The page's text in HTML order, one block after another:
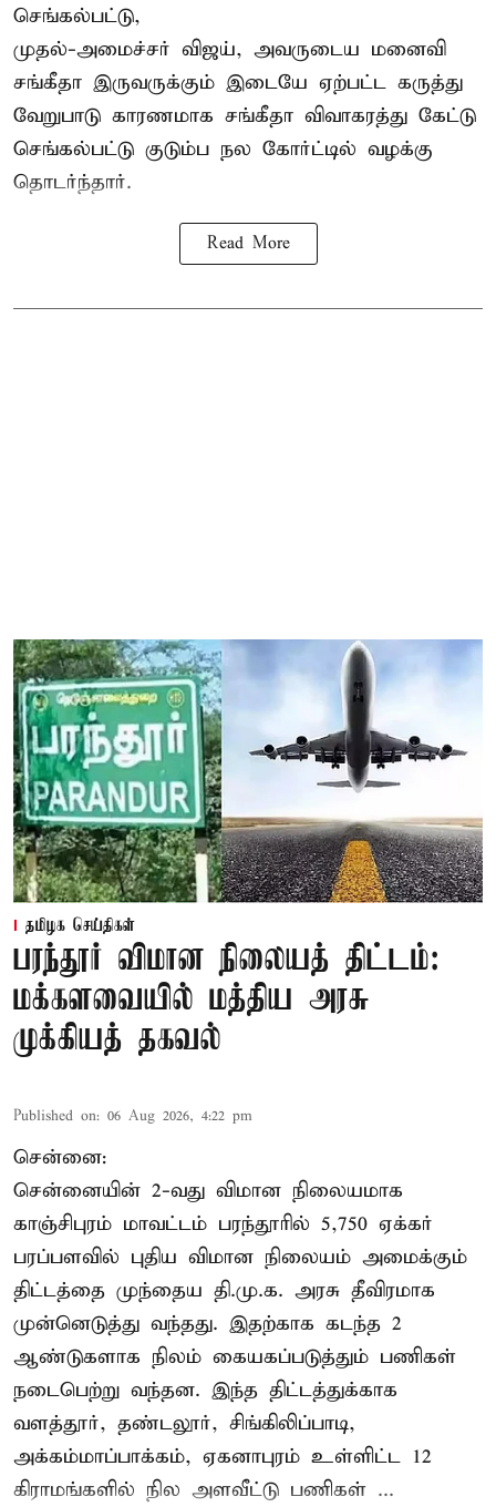
செங்கல்பட்டு,
முதல்-அமைச்சர் விஜய், அவருடைய மனைவி
சங்கீதா இருவருக்கும் இடையே ஏற்பட்ட கருத்து
வேறுபாடு காரணமாக சங்கீதா விவாகரத்து கேட்டு
செங்கல்பட்டு குடும்ப நல கோர்ட்டில் வழக்கு
தொடர்ந்தார்.
Read More
தமிழக செய்திகள்
பரந்தூர் விமான நிலையத் திட்டம்:
மக்களவையில் மத்திய அரசு
முக்கியத் தகவல்
Published on: 06 Aug 2026, 4:22 pm
சென்னை:
சென்னையின் 2-வது விமான நிலையமாக
காஞ்சிபுரம் மாவட்டம் பரந்தூரில் 5,750 ஏக்கர்
பரப்பளவில் புதிய விமான நிலையம் அமைக்கும்
திட்டத்தை முந்தைய தி.மு.க. அரசு தீவிரமாக
முன்னெடுத்து வந்தது. இதற்காக கடந்த 2
ஆண்டுகளாக நிலம் கையகப்படுத்தும் பணிகள்
நடைபெற்று வந்தன. இந்த திட்டத்துக்காக
வளத்தூர், தண்டலூர், சிங்கிலிப்பாடி,
அக்கம்மாப்பாக்கம், ஏகனாபுரம் உள்ளிட்ட 12
கிராமங்களில் நில அளவீட்டு பணிகள் ...